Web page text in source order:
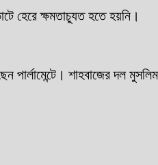
হেরে ক্ষমতাচ্যুত হতে হয়নি।
শাহবাজের দল